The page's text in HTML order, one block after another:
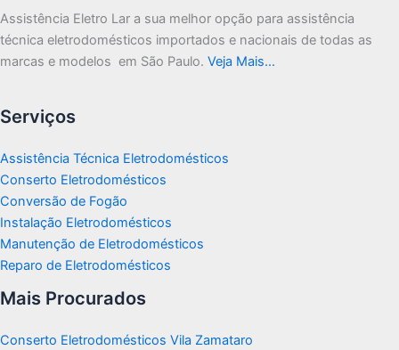
Assistência Eletro Lar a sua melhor opção para assistência
técnica eletrodomésticos importados e nacionais de todas as
marcas e modelos em São Paulo. Veja Mais…
Serviços
Assistência Técnica Eletrodomésticos
Conserto Eletrodomésticos
Conversão de Fogão
Instalação Eletrodomésticos
Manutenção de Eletrodomésticos
Reparo de Eletrodomésticos
Mais Procurados
Conserto Eletrodomésticos Vila Zamataro